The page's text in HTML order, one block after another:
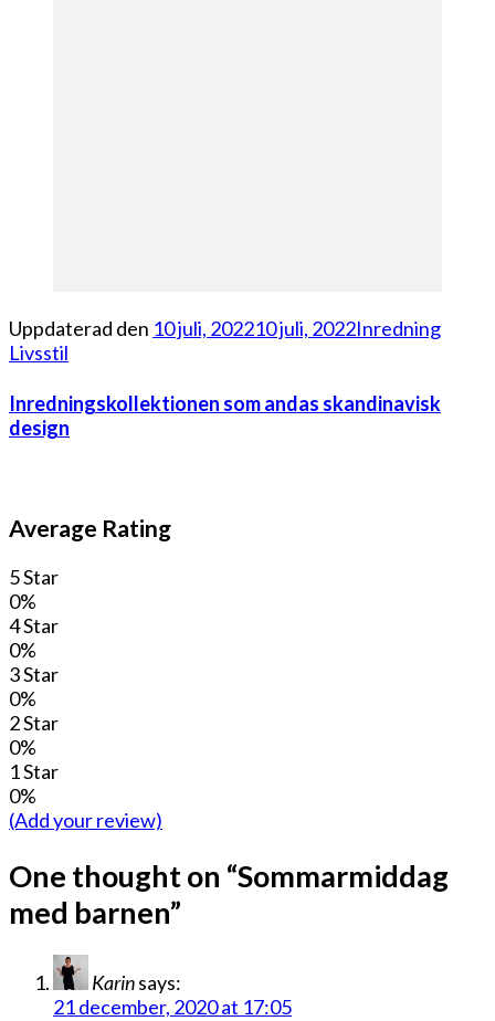
Uppdaterad den 10 juli, 202210 juli, 2022Inredning
Livsstil
Inredningskollektionen som andas skandinavisk
design
Average Rating
5 Star
0%
4 Star
0%
3 Star
0%
2 Star
0%
1 Star
0%
(Add your review)
One thought on “Sommarmiddag
med barnen”
Karinsays:
21 december, 2020 at 17:05